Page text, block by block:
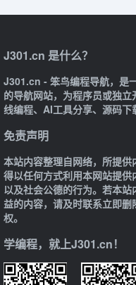
J301.cn 是什么？
J301.cn - 笨鸟编程导航，是
的导航网站，为程序员或独
线编程、AI工具分享、源码下
免责声明
本站内容整理自网络，所提
得以任何方式利用本网站提供
以及社会公德的行为。若本
益的内容，请及时联系立即
权。
学编程，就上J301.cn！